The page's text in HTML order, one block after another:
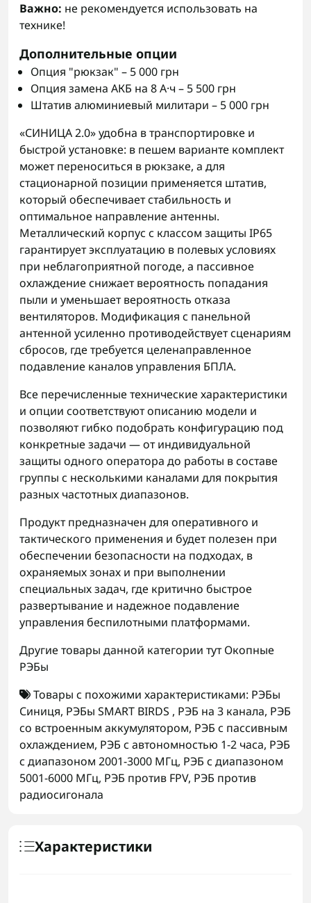
Важно: не рекомендуется использовать на
технике!
Дополнительные опции
Опция "рюкзак" – 5 000 грн
Опция замена АКБ на 8 А·ч – 5 500 грн
Штатив алюминиевый милитари – 5 000 грн
«СИНИЦА 2.0» удобна в транспортировке и
быстрой установке: в пешем варианте комплект
может переноситься в рюкзаке, а для
стационарной позиции применяется штатив,
который обеспечивает стабильность и
оптимальное направление антенны.
Металлический корпус с классом защиты IP65
гарантирует эксплуатацию в полевых условиях
при неблагоприятной погоде, а пассивное
охлаждение снижает вероятность попадания
пыли и уменьшает вероятность отказа
вентиляторов. Модификация с панельной
антенной усиленно противодействует сценариям
сбросов, где требуется целенаправленное
подавление каналов управления БПЛА.
Все перечисленные технические характеристики
и опции соответствуют описанию модели и
позволяют гибко подобрать конфигурацию под
конкретные задачи — от индивидуальной
защиты одного оператора до работы в составе
группы с несколькими каналами для покрытия
разных частотных диапазонов.
Продукт предназначен для оперативного и
тактического применения и будет полезен при
обеспечении безопасности на подходах, в
охраняемых зонах и при выполнении
специальных задач, где критично быстрое
развертывание и надежное подавление
управления беспилотными платформами.
Другие товары данной категории тутОкопные
РЭБы
Товары с похожими характеристиками: РЭБы
Синиця, РЭБы SMART BIRDS , РЭБ на 3 канала, РЭБ
со встроенным аккумулятором, РЭБ с пассивным
охлаждением, РЭБ с автономностью 1-2 часа, РЭБ
с диапазоном 2001-3000 МГц, РЭБ с диапазоном
5001-6000 МГц, РЭБ против FPV, РЭБ против
радиосигонала
Характеристики